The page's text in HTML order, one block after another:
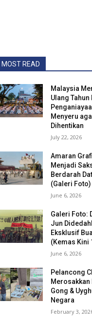
MOST READ
Malaysia
Ulang
Menyeru
Dihentikan
July 22, 2026
Amaran
Menjadi
Berdarah
(Galeri Foto)
June 6, 2026
Galeri Foto:
Jun
Eksklusif
(Kemas Kini
June 6, 2026
Pelancong
Merosakkan
Gong &
Negara
February 3,